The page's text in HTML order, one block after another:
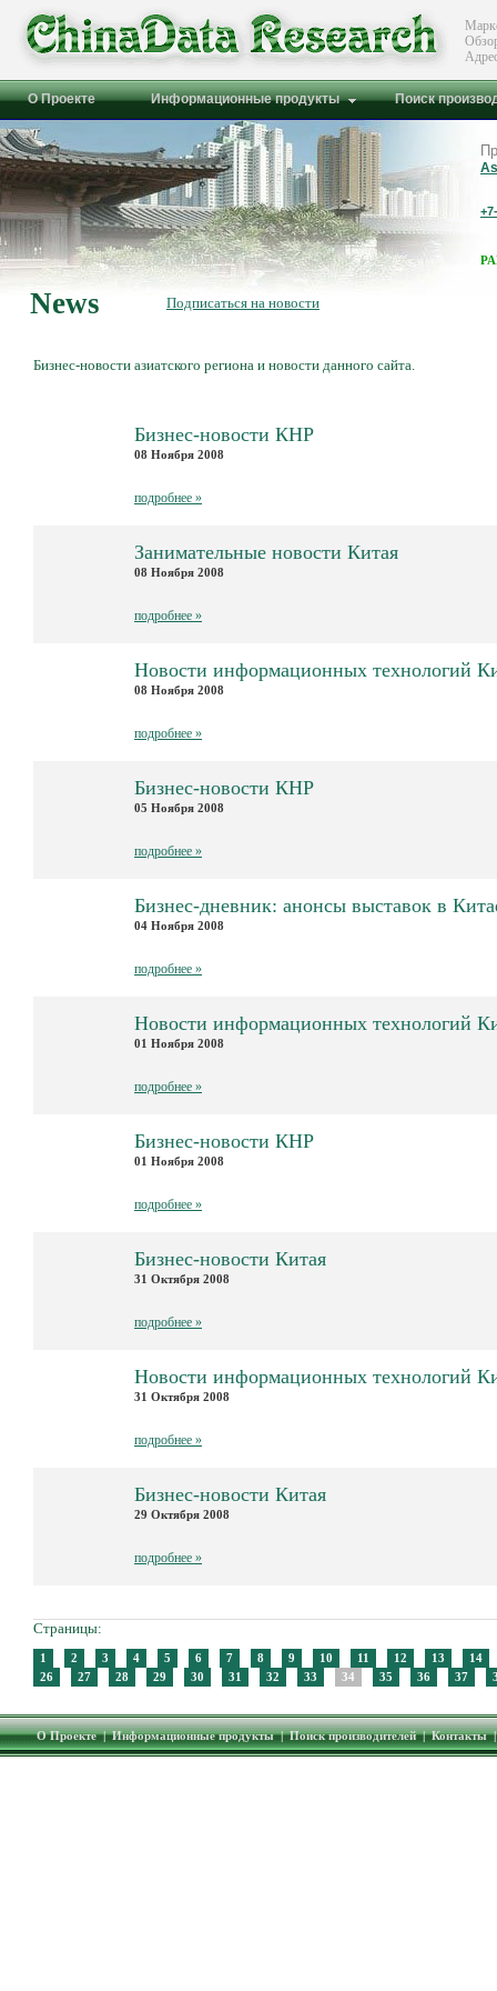
О Проекте Информационные продукты Поиск
Подписаться на новости
News
Бизнес-новости азиатского региона и новости данного сайта.
Бизнес-новости КНР
08 Ноября 2008
подробнее »
Занимательные новости Китая
08 Ноября 2008
подробнее »
Новости информационных технологий
08 Ноября 2008
подробнее »
Бизнес-новости КНР
05 Ноября 2008
подробнее »
Бизнес-дневник: анонсы выставок в
04 Ноября 2008
подробнее »
Новости информационных технологий
01 Ноября 2008
подробнее »
Бизнес-новости КНР
01 Ноября 2008
подробнее »
Бизнес-новости Китая
31 Октября 2008
подробнее »
Новости информационных технологий
31 Октября 2008
подробнее »
Бизнес-новости Китая
29 Октября 2008
подробнее »
Страницы:
1 2 3 4 5 6 7 8 9 10 11 12 13
14
26
27 28 29 30 31 32 33 34 35 36 37
О Проекте|Информационные продукты|Поиск производителей|Контакты